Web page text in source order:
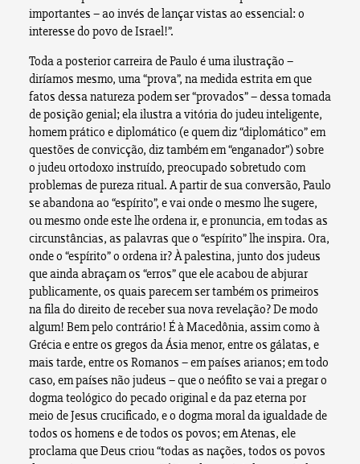
importantes – ao invés de lançar vistas ao essencial: o
interesse do povo de Israel!”.
Toda a posterior carreira de Paulo é uma ilustração –
diríamos mesmo, uma “prova”, na medida estrita em que
fatos dessa natureza podem ser “provados” – dessa tomada
de posição genial; ela ilustra a vitória do judeu inteligente,
homem prático e diplomático (e quem diz “diplomático” em
questões de convicção, diz também em “enganador”) sobre
o judeu ortodoxo instruído, preocupado sobretudo com
problemas de pureza ritual. A partir de sua conversão, Paulo
se abandona ao “espírito”, e vai onde o mesmo lhe sugere,
ou mesmo onde este lhe ordena ir, e pronuncia, em todas as
circunstâncias, as palavras que o “espírito” lhe inspira. Ora,
onde o “espírito” o ordena ir? À palestina, junto dos judeus
que ainda abraçam os “erros” que ele acabou de abjurar
publicamente, os quais parecem ser também os primeiros
na fila do direito de receber sua nova revelação? De modo
algum! Bem pelo contrário! É à Macedônia, assim como à
Grécia e entre os gregos da Ásia menor, entre os gálatas, e
mais tarde, entre os Romanos – em países arianos; em todo
caso, em países não judeus – que o neófito se vai a pregar o
dogma teológico do pecado original e da paz eterna por
meio de Jesus crucificado, e o dogma moral da igualdade de
todos os homens e de todos os povos; em Atenas, ele
proclama que Deus criou “todas as nações, todos os povos